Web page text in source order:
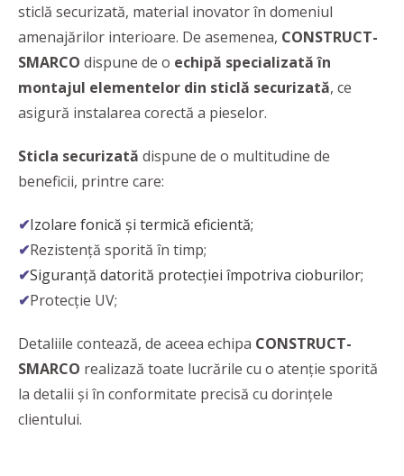
sticlă securizată, material inovator în domeniul
amenajărilor interioare. De asemenea, CONSTRUCT-
SMARCO dispune de o echipă specializată în
montajul elementelor din sticlă securizată, ce
asigură instalarea corectă a pieselor.
Sticla securizată dispune de o multitudine de
beneficii, printre care:
✔Izolare fonică și termică eficientă;
✔Rezistență sporită în timp;
✔Siguranță datorită protecției împotriva cioburilor;
✔Protecție UV;
Detaliile contează, de aceea echipa CONSTRUCT-
SMARCO realizază toate lucrările cu o atenție sporită
la detalii și în conformitate precisă cu dorințele
clientului.